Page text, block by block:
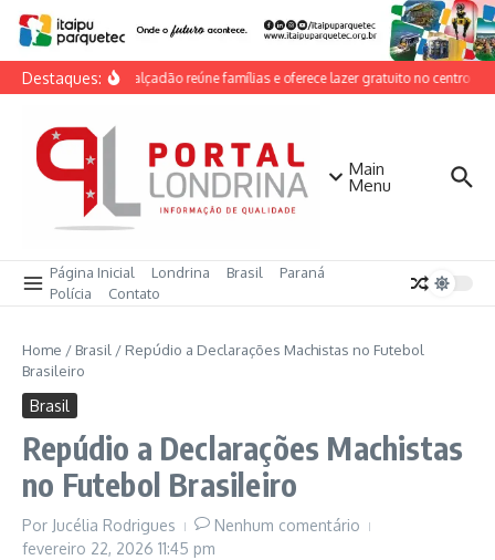
Ir para o conteúdo
Destaques:Dia do Calçadão reúne famílias e oferece lazer gratuito no centro de
Main
Menu
Página Inicial Londrina Brasil
Paraná
Polícia
Contato
Home / Brasil / Repúdio a Declarações Machistas no Futebol
Brasileiro
Brasil
Repúdio a Declarações Machistas
no Futebol Brasileiro
Por Jucélia Rodrigues
Nenhum comentário
fevereiro 22, 2026 11:45 pm